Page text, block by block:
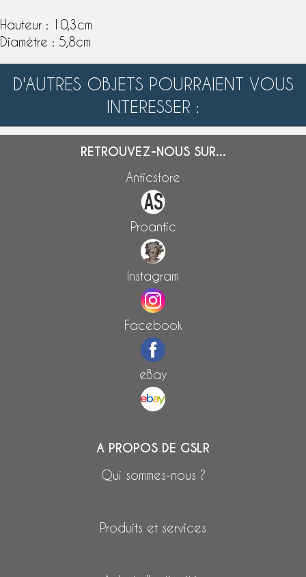
Hauteur : 10,3cm
Diamètre : 5,8cm
D'AUTRES OBJETS POURRAIENT VOUS
INTERESSER :
RETROUVEZ-NOUS SUR...
Anticstore
Proantic
Instagram
Facebook
eBay
A PROPOS DE GSLR
Qui sommes-nous ?
Produits et services